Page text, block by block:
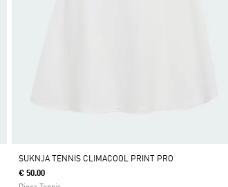
SUKNJA TENNIS CLIMACOOL PRINT PRO
€ 50.00